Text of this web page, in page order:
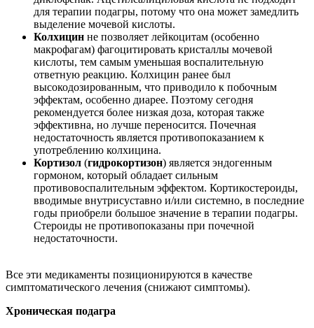
для терапии подагры, потому что она может замедлить
выделение мочевой кислоты.
Колхицин не позволяет лейкоцитам (особенно
макрофагам) фагоцитировать кристаллы мочевой
кислоты, тем самым уменьшая воспалительную
ответную реакцию. Колхицин ранее был
высокодозированным, что приводило к побочным
эффектам, особенно диарее. Поэтому сегодня
рекомендуется более низкая доза, которая также
эффективна, но лучше переносится. Почечная
недостаточность является противопоказанием к
употреблению колхицина.
Кортизол (гидрокортизон) является эндогенным
гормоном, который обладает сильным
противовоспалительным эффектом. Кортикостероиды,
вводимые внутрисуставно и/или системно, в последние
годы приобрели большое значение в терапии подагры.
Стероиды не противопоказаны при почечной
недостаточности.
Все эти медикаменты позиционируются в качестве
симптоматического лечения (снижают симптомы).
Хроническая подагра